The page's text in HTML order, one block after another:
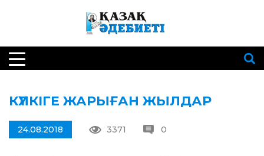
КҮЛКІГЕ ЖАРЫҒАН ЖЫЛДАР
24.08.2018 3371 0